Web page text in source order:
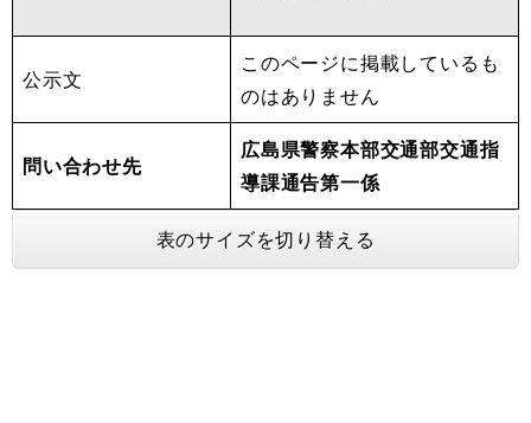
公示文
このページに掲載しているも
のはありません
問い合わせ先
広島県警察本部交通部交通指
導課通告第一係
表のサイズを切り替える